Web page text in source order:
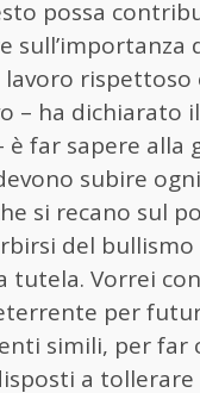
possa
sull’importanza
rispettoso
– ha dichiarato
è far sapere alla
subire
si recano sul
del
tutela. Vorrei
per
simili, per far
a